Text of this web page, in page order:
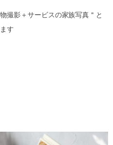
撮影＋サービスの家族写真＂と
す